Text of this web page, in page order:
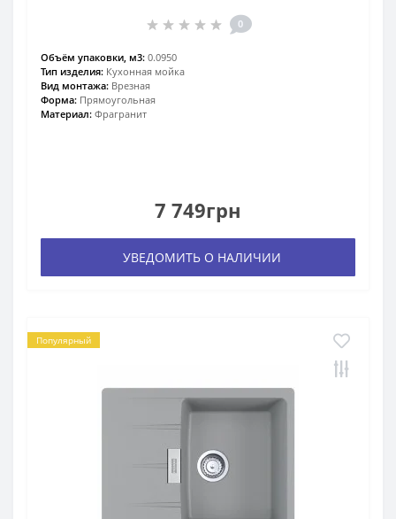
0
Объём упаковки, м3: 0.0950
Тип изделия: Кухонная мойка
Вид монтажа: Врезная
Форма: Прямоугольная
Материал: Фрагранит
7 749грн
УВЕДОМИТЬ О НАЛИЧИИ
Популярный